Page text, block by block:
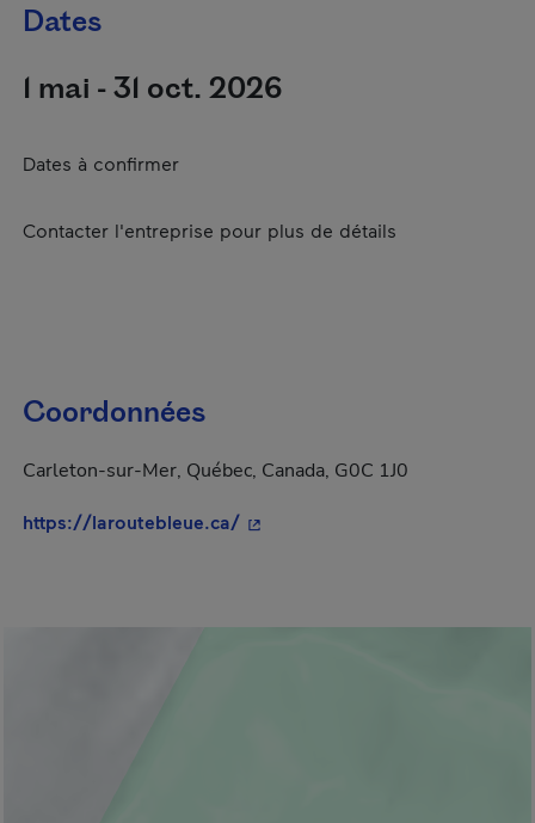
Dates
1 mai - 31 oct. 2026
Dates à confirmer
Contacter l'entreprise pour plus de détails
Coordonnées
Carleton-sur-Mer, Québec, Canada, G0C 1J0
https://laroutebleue.ca/- Cet hyperlien s'ouvrira dans